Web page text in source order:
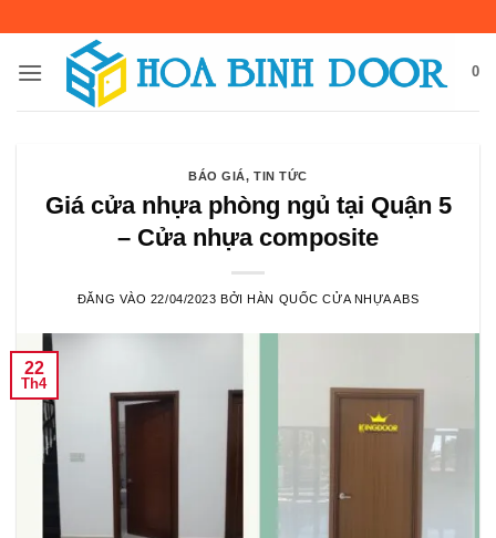
nội
0
BÁO GIÁ,TIN TỨC
Giá cửa nhựa phòng ngủ tại Quận 5
– Cửa nhựa composite
ĐĂNG VÀO 22/04/2023 BỞIHÀN QUỐC CỬA NHỰA ABS
22
Th4